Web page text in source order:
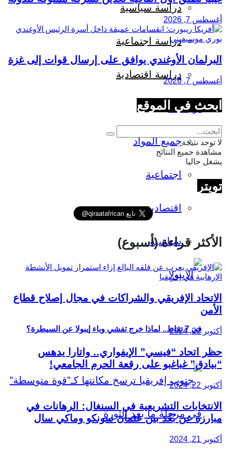
دراسة سياسية
دراسة اجتماعية
دراسة اقتصادية
ترجمات
جميع المواد
اجتماعية
اقتصادية
سياسية
في 7 نقاط.. لماذا خرج تفشي وباء إيبولا عن السيطرة؟
أغسطس 7, 2026
البرلمان الأوغندي يوافق على إرسال قوات إلى غزة
أغسطس 7, 2026
ابحث في الموقع
لا توجد نتيجة
مشاهدة جميع النتائج
يشغل حاليا
تويتر
الأكثر قراءة (أسبوع)
الاتحاد الإفريقي والشراكات في مجال إصلاح قطاع
الأمن
أكتوبر 22, 2024
حظر اتحاد “فيسي” الإيفواري.. واتارا يدهس
“بيادق” غباغبو على رقعة الحرم الجامعي!
أكتوبر 22, 2024
الانتخابات التشريعية في السنغال: الرهانات في
مبارزة عن بُعْد بين عثمان سونكو وماكي سال
أكتوبر 21, 2024